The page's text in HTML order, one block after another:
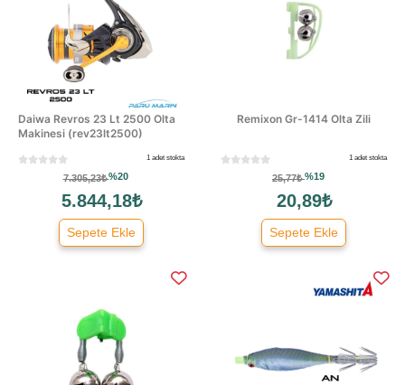
Daiwa Revros 23 Lt 2500 Olta
Makinesi (rev23lt2500)
1 adet stokta
7.305,23₺%20
5.844,18₺
Sepete Ekle
Remixon Gr-1414 Olta Zili
1 adet stokta
25,77₺%19
20,89₺
Sepete Ekle